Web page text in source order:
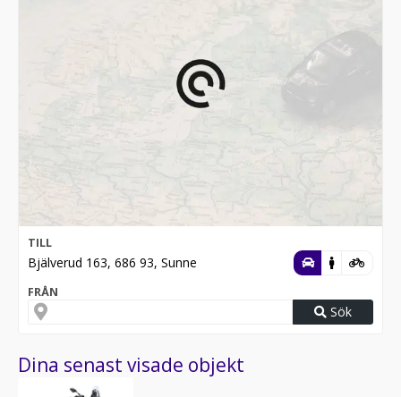
TILL
Bjälverud 163, 686 93, Sunne
FRÅN
Sök
Dina senast visade objekt